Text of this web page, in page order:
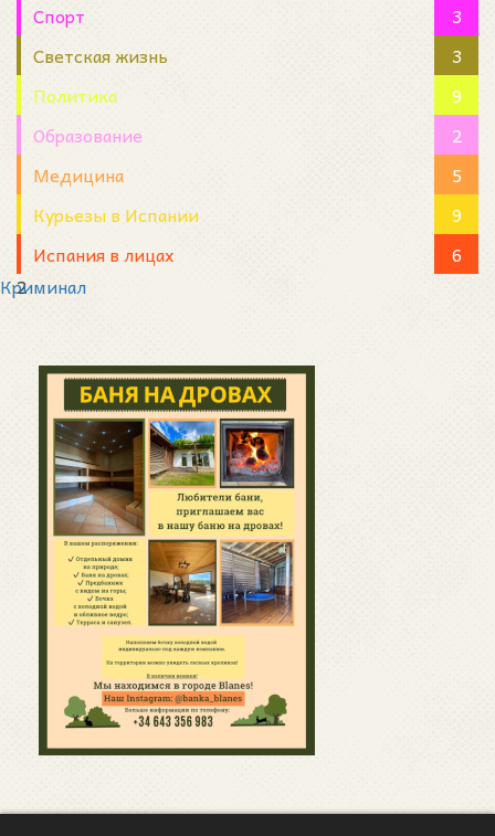
Спорт
3
Светская жизнь
3
Политика
9
Образование
2
Медицина
5
Курьезы в Испании
9
Испания в лицах
6
Криминал
2